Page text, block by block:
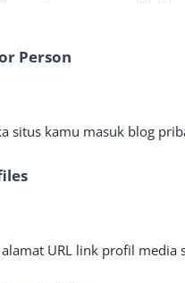
Person
situs kamu masuk blog
URL link profil